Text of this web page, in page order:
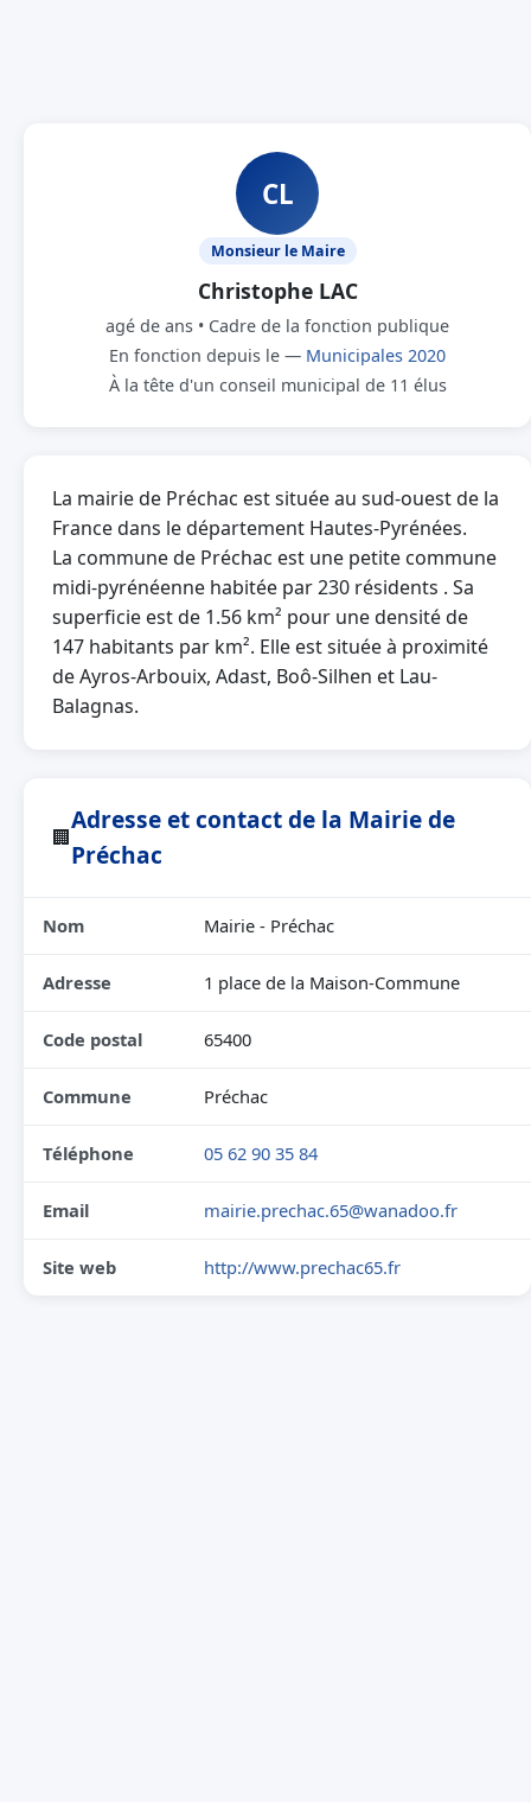
CL
Monsieur le Maire
Christophe LAC
agé de ans • Cadre de la fonction publique
En fonction depuis le — Municipales 2020
À la tête d'un conseil municipal de 11 élus
La mairie de Préchac est située au sud-ouest de la
France dans le département Hautes-Pyrénées.
La commune de Préchac est une petite commune
midi-pyrénéenne habitée par 230 résidents . Sa
superficie est de 1.56 km² pour une densité de
147 habitants par km². Elle est située à proximité
de Ayros-Arbouix, Adast, Boô-Silhen et Lau-
Balagnas.
🏢
Adresse et contact de la Mairie de
Préchac
Nom Mairie - Préchac
Adresse 1 place de la Maison-Commune
Code postal 65400
Commune Préchac
Téléphone 05 62 90 35 84
Email mairie.prechac.65@wanadoo.fr
Site web http://www.prechac65.fr